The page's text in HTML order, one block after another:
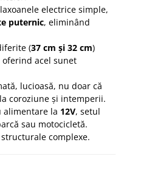
electrice simple,
puternic, eliminând
(37 cm și 32 cm)
acel sunet
lucioasă, nu doar că
coroziune și intemperii.
alimentare la 12V, setul
sau motocicletă.
complexe.